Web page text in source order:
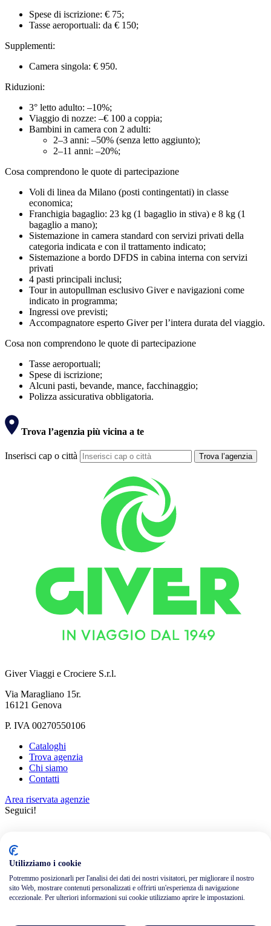
Spese di iscrizione: € 75;
Tasse aeroportuali: da € 150;
Supplementi:
Camera singola: € 950.
Riduzioni:
3° letto adulto: –10%;
Viaggio di nozze: –€ 100 a coppia;
Bambini in camera con 2 adulti:
2–3 anni: –50% (senza letto aggiunto);
2–11 anni: –20%;
Cosa comprendono le quote di partecipazione
Voli di linea da Milano (posti contingentati) in classe
economica;
Franchigia bagaglio: 23 kg (1 bagaglio in stiva) e 8 kg (1
bagaglio a mano);
Sistemazione in camera standard con servizi privati della
categoria indicata e con il trattamento indicato;
Sistemazione a bordo DFDS in cabina interna con servizi
privati
4 pasti principali inclusi;
Tour in autopullman esclusivo Giver e navigazioni come
indicato in programma;
Ingressi ove previsti;
Accompagnatore esperto Giver per l’intera durata del viaggio.
Cosa non comprendono le quote di partecipazione
Tasse aeroportuali;
Spese di iscrizione;
Alcuni pasti, bevande, mance, facchinaggio;
Polizza assicurativa obbligatoria.
Trova l’agenzia più vicina a te
Inserisci cap o città Trova l’agenzia
Giver Viaggi e Crociere S.r.l.
Via Maragliano 15r.
16121 Genova
P. IVA 00270550106
Cataloghi
Trova agenzia
Chi siamo
Contatti
Area riservata agenzie
Seguici!
Informativa privacy
Cookie policy
Utilizziamo i cookie
Potremmo posizionarli per l'analisi dei dati dei nostri visitatori, per migliorare il nostro
sito Web, mostrare contenuti personalizzati e offrirti un'esperienza di navigazione
eccezionale. Per ulteriori informazioni sui cookie utilizziamo aprire le impostazioni.